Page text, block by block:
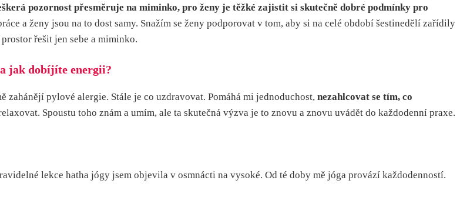
pozornost přesměruje na miminko, pro ženy je těžké zajistit si skutečně dobré podmínky pro
a ženy jsou na to dost samy. Snažím se ženy podporovat v tom, aby si na celé období šestinedělí zařídily
řešit jen sebe a miminko.
jak dobíjíte energii?
zahánějí pylové alergie. Stále je co uzdravovat. Pomáhá mi jednoduchost, nezahlcovat se tím, co
Spoustu toho znám a umím, ale ta skutečná výzva je to znovu a znovu uvádět do každodenní praxe.
lekce hatha jógy jsem objevila v osmnácti na vysoké. Od té doby mě jóga provází každodenností.